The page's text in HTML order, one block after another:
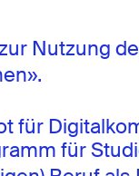
Nutzung
für
für